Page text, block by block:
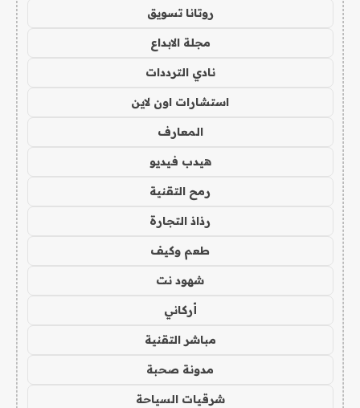
روتانا تسويق
مجلة الابداع
نادي الترددات
استشارات اون لاين
المعارف
هيدب فيديو
رمح التقنية
رذاذ التجارة
طعم وكيف
شهود نت
أركاني
مباشر التقنية
مدونة صحبة
شرقيات السياحة